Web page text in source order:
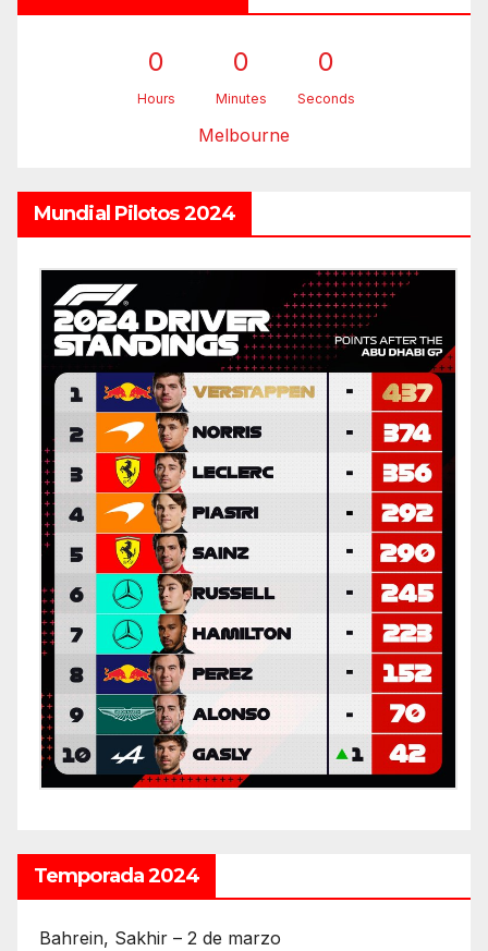
0
Hours
0
Minutes
0
Seconds
Melbourne
Mundial Pilotos 2024
Temporada 2024
Bahrein, Sakhir – 2 de marzo